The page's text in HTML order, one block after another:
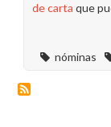
de carta que
nóminas